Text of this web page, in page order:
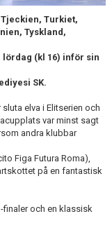
Turkiet,
Tyskland,
lördag (kl 16) inför sin
SK.
elva i Elitserien och
var minst sagt
andra klubbar
Figa Futura Roma),
på en fantastisk
finaler och en klassisk